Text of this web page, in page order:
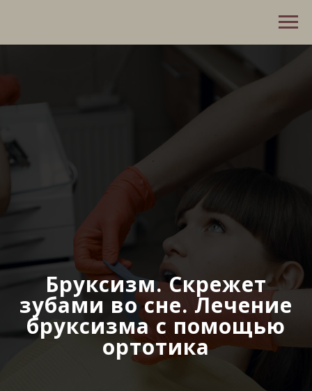
Бруксизм. Скрежет
зубами во сне. Лечение
бруксизма с помощью
ортотика